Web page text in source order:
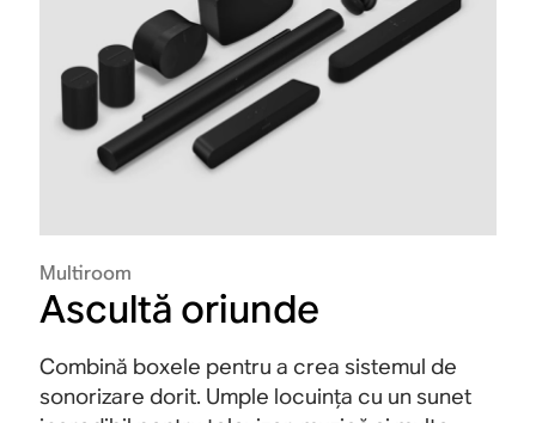
Multiroom
Ascultă oriunde
Combină boxele pentru a crea sistemul de
sonorizare dorit. Umple locuința cu un sunet